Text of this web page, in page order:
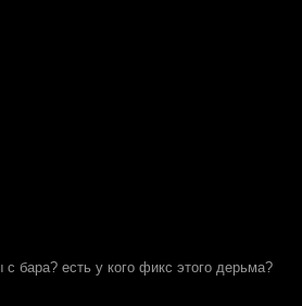
бара? есть у кого фикс этого дерьма?